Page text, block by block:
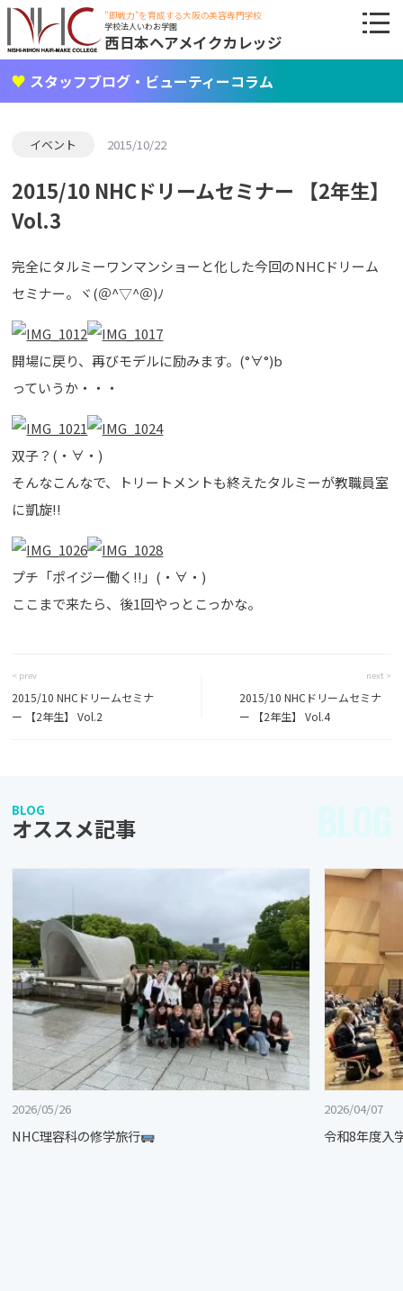
"即戦力"を育成する大阪の美容専門学校
学校法人いわお学園
西日本ヘアメイクカレッジ
スタッフブログ・ビューティーコラム
イベント 2015/10/22
2015/10 NHCドリームセミナー 【2年生】
Vol.3
完全にタルミーワンマンショーと化した今回のNHCドリーム
セミナー。ヾ(＠^▽^＠)ﾉ
開場に戻り、再びモデルに励みます。(°∀°)b
っていうか・・・
双子？(・∀・)
そんなこんなで、トリートメントも終えたタルミーが教職員室
に凱旋!!
プチ「ポイジー働く!!」(・∀・)
ここまで来たら、後1回やっとこっかな。
< prev
2015/10 NHCドリームセミナ
ー 【2年生】 Vol.2
next >
2015/10 NHCドリームセミナ
ー 【2年生】 Vol.4
BLOG
オススメ記事
2026/05/26
NHC理容科の修学旅行
2026/04/07
令和8年度入